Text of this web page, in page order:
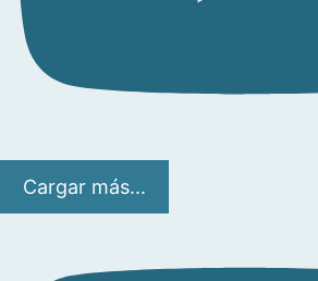
Cargar más...